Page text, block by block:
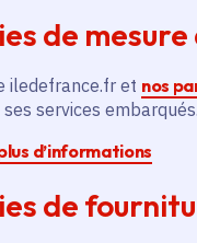
de mesure
iledefrance.fr et nos
services embarqués.
d’informations
de
la